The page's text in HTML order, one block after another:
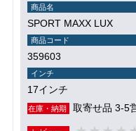
商品名
SPORT MAXX LUX
商品コード
359603
インチ
17インチ
在庫・納期 取寄せ品 3-5